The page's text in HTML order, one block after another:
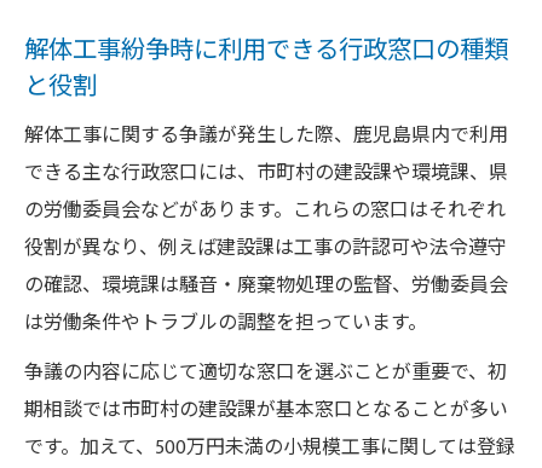
解体工事紛争時に利用できる行政窓口の種類
と役割
解体工事に関する争議が発生した際、鹿児島県内で利用
できる主な行政窓口には、市町村の建設課や環境課、県
の労働委員会などがあります。これらの窓口はそれぞれ
役割が異なり、例えば建設課は工事の許認可や法令遵守
の確認、環境課は騒音・廃棄物処理の監督、労働委員会
は労働条件やトラブルの調整を担っています。
争議の内容に応じて適切な窓口を選ぶことが重要で、初
期相談では市町村の建設課が基本窓口となることが多い
です。加えて、500万円未満の小規模工事に関しては登録